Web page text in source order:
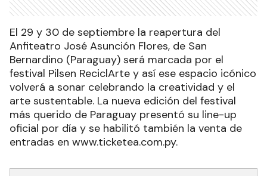
El 29 y 30 de septiembre la reapertura del
Anfiteatro José Asunción Flores, de San
Bernardino (Paraguay) será marcada por el
festival Pilsen ReciclArte y así ese espacio icónico
volverá a sonar celebrando la creatividad y el
arte sustentable. La nueva edición del festival
más querido de Paraguay presentó su line-up
oficial por día y se habilitó también la venta de
entradas en www.ticketea.com.py.